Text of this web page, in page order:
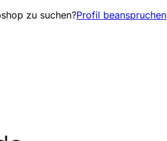
zu suchen?Profil beanspruchen